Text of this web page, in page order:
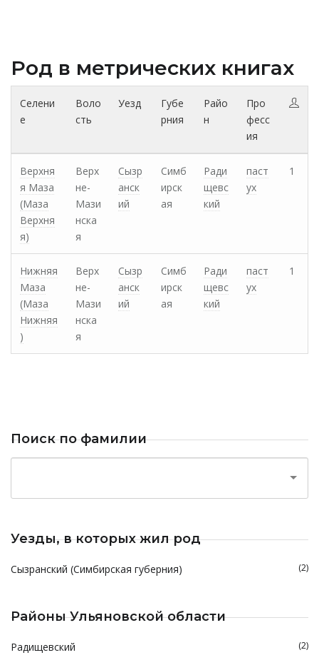
Род в метрических книгах
Селени
е
Воло
сть
Уезд
Губе
рния
Райо
н
Про
фесс
ия
Верхня
я Маза
(Маза
Верхня
я)
Верх
не-
Мази
нска
я
Сызр
анск
ий
Симб
ирск
ая
Ради
щевс
кий
паст
ух
1
Нижняя
Маза
(Маза
Нижняя
)
Верх
не-
Мази
нска
я
Сызр
анск
ий
Симб
ирск
ая
Ради
щевс
кий
паст
ух
1
Поиск по фамилии
Уезды, в которых жил род
Сызранский (Симбирская губерния) (2)
Районы Ульяновской области
Радищевский (2)